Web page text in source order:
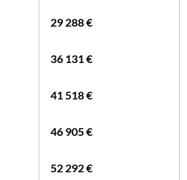
29 288 €
36 131 €
41 518 €
46 905 €
52 292 €